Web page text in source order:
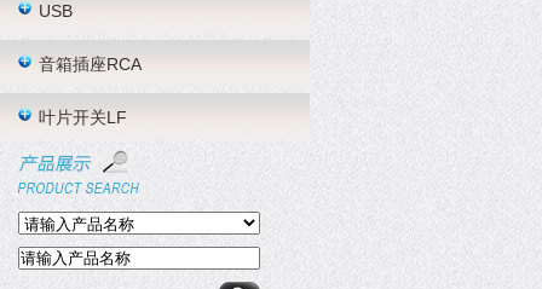
USB
音箱插座RCA
叶片开关LF